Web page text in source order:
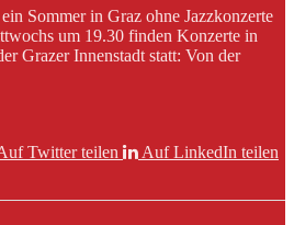
Sommer in Graz ohne Jazzkonzerte
um 19.30 finden Konzerte in
Grazer Innenstadt statt: Von der
Twitter teilen
Auf LinkedIn teilen